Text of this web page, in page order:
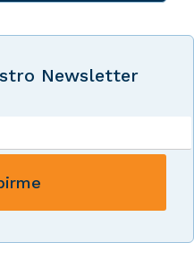
Newsletter